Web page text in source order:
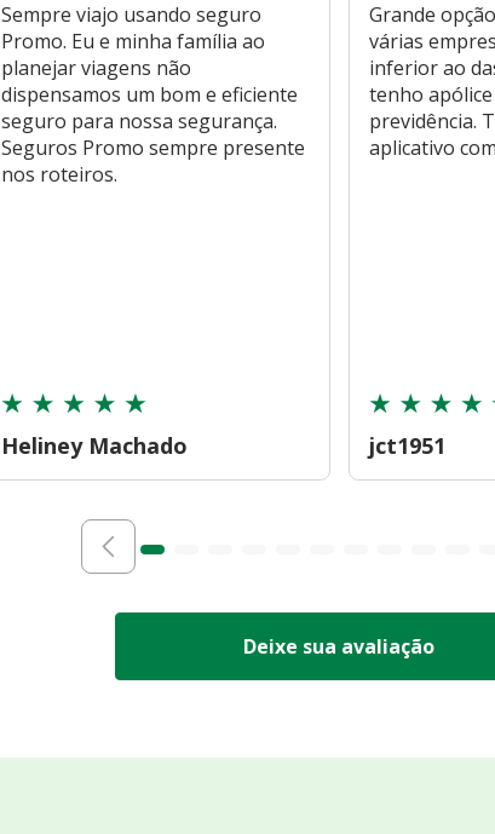
Sempre viajo usando seguro
Promo. Eu e minha família ao
planejar viagens não
dispensamos um bom e eficiente
seguro para nossa segurança.
Seguros Promo sempre presente
nos roteiros.
Heliney Machado
Grande
várias
inferior ao
tenho
previdência.
aplicativo
jct1951
Deixe sua avaliação